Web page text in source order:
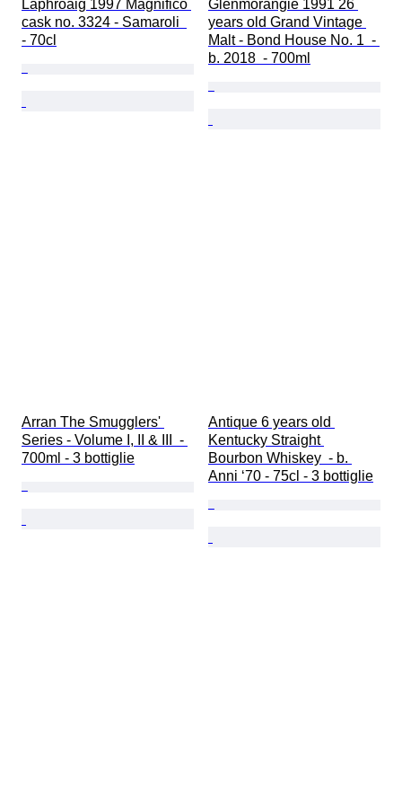
Laphroaig 1997 Magnifico
cask no. 3324 - Samaroli
- 70cl
Glenmorangie 1991 26
years old Grand Vintage
Malt - Bond House No. 1  -
b. 2018  - 700ml
Arran The Smugglers'
Series - Volume I, II & III  -
700ml - 3 bottiglie
Antique 6 years old
Kentucky Straight
Bourbon Whiskey  - b.
Anni ‘70 - 75cl - 3 bottiglie